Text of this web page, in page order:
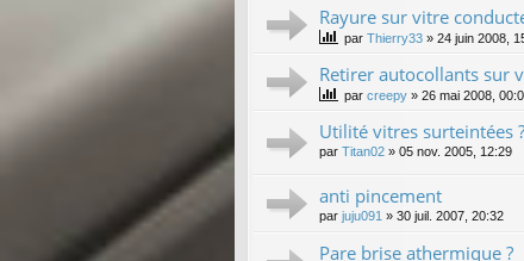
Rayure sur vitre
par Thierry33 » 24 juin 2008,
Retirer autocollants sur
par creepy » 26 mai 2008,
Utilité vitres surteintées ?
par Titan02 » 05 nov. 2005, 12:29
anti pincement
par juju091 » 30 juil. 2007, 20:32
Pare brise athermique ?